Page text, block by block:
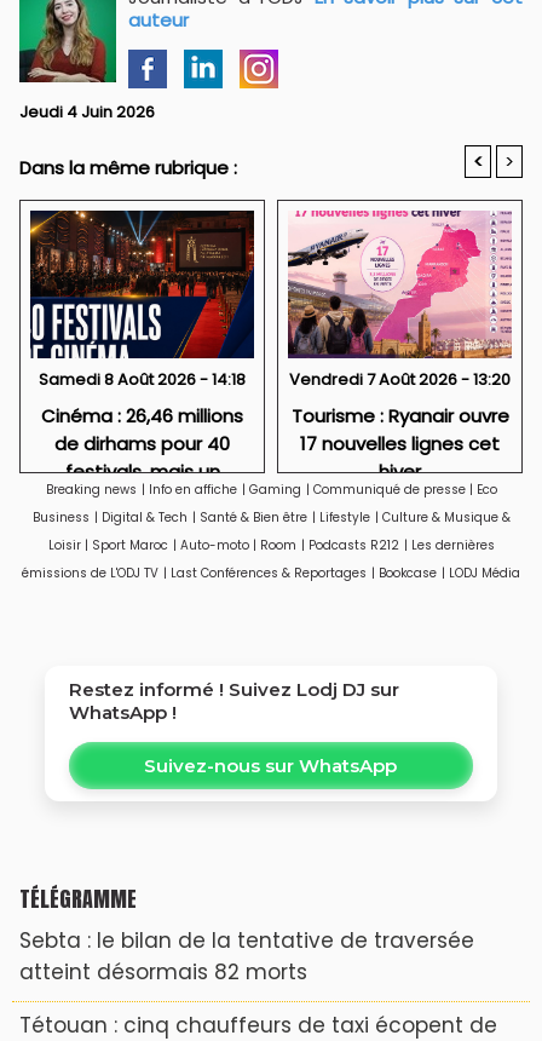
auteur
Jeudi 4 Juin 2026
Dans la même rubrique : < >
Samedi 8 Août 2026 - 14:18
Cinéma : 26,46 millions
de dirhams pour 40
festivals, mais un
soutien très concentré
Vendredi 7 Août 2026 - 13:20
Tourisme : Ryanair ouvre
17 nouvelles lignes cet
hiver
Breaking news | Info en affiche | Gaming | Communiqué de presse | Eco
Business | Digital & Tech | Santé & Bien être | Lifestyle | Culture & Musique &
Loisir | Sport Maroc | Auto-moto | Room | Podcasts R212 | Les dernières
émissions de L'ODJ TV | Last Conférences & Reportages | Bookcase | LODJ Média
Restez informé ! Suivez Lodj DJ sur
WhatsApp !
Suivez-nous sur WhatsApp
TÉLÉGRAMME
Sebta : le bilan de la tentative de traversée
atteint désormais 82 morts
Tétouan : cinq chauffeurs de taxi écopent de